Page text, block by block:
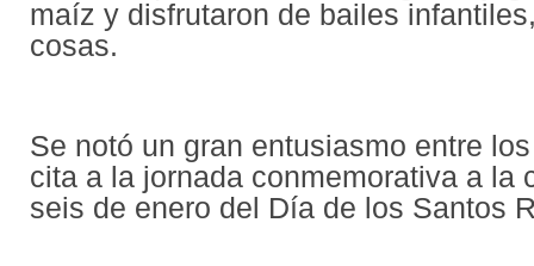
maíz y disfrutaron de bailes
cosas.
Se notó un gran entusiasmo entre
cita a la jornada conmemorativa a la
seis de enero del Día de los Santos